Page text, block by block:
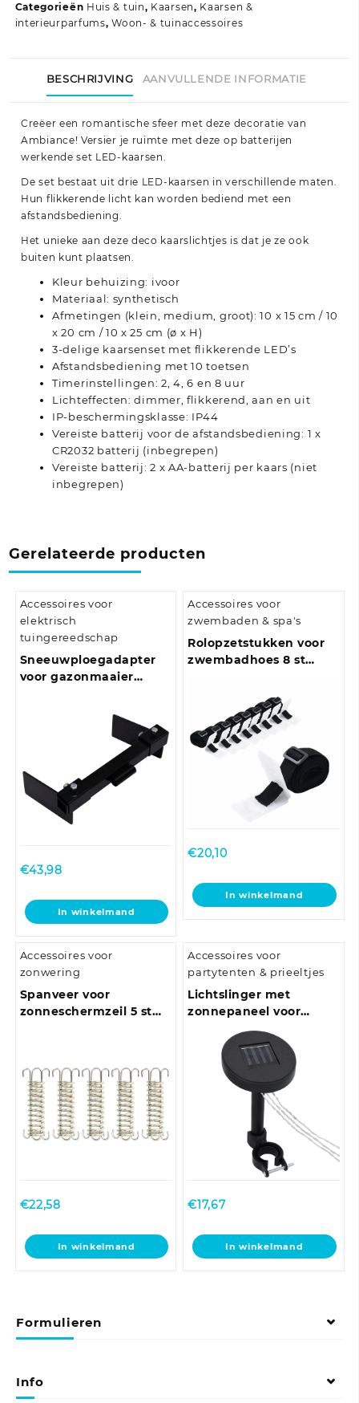
met
afstandbediening
Categorieën Huis & tuin, Kaarsen, Kaarsen &
interieurparfums,Woon- & tuinaccessoires
BESCHRIJVING AANVULLENDE INFORMATIE
Creëer een romantische sfeer met deze decoratie van
Ambiance! Versier je ruimte met deze op batterijen
werkende set LED-kaarsen.
De set bestaat uit drie LED-kaarsen in verschillende maten.
Hun flikkerende licht kan worden bediend met een
afstandsbediening.
Het unieke aan deze deco kaarslichtjes is dat je ze ook
buiten kunt plaatsen.
Kleur behuizing: ivoor
Materiaal: synthetisch
Afmetingen (klein, medium, groot): 10 x 15 cm / 10
x 20 cm / 10 x 25 cm (ø x H)
3-delige kaarsenset met flikkerende LED’s
Afstandsbediening met 10 toetsen
Timerinstellingen: 2, 4, 6 en 8 uur
Lichteffecten: dimmer, flikkerend, aan en uit
IP-beschermingsklasse: IP44
Vereiste batterij voor de afstandsbediening: 1 x
CR2032 batterij (inbegrepen)
Vereiste batterij: 2 x AA-batterij per kaars (niet
inbegrepen)
Gerelateerde producten
Accessoires voor
elektrisch
tuingereedschap
Sneeuwploegadapter
voor gazonmaaier
€43,98
In winkelmand
Accessoires voor
zwembaden & spa's
Rolopzetstukken voor
zwembadhoes 8 st
€20,10
In winkelmand
Accessoires voor
zonwering
Spanveer voor
zonneschermzeil 5 st
€22,58
In winkelmand
Accessoires voor
partytenten & prieeltjes
Lichtslinger met
zonnepaneel voor
prieel LED
€17,67
In winkelmand
Formulieren
Info